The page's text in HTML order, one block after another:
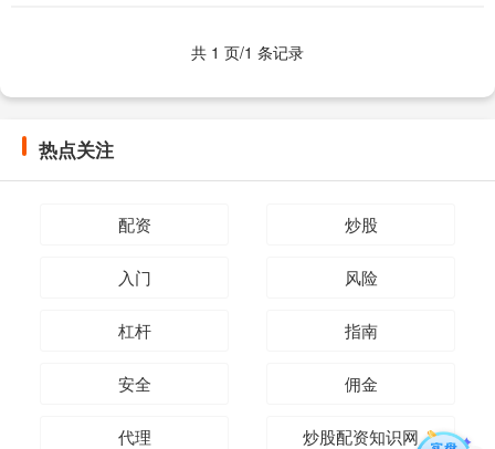
共 1 页/1 条记录
热点关注
配资 炒股
入门 风险
杠杆 指南
安全 佣金
代理 炒股配资知识网